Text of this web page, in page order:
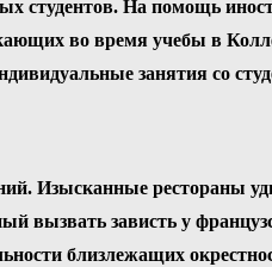
студентов. На помощь
во время учебы в
занятия со
Изысканные рестораны
вызвать зависть у
близлежащих